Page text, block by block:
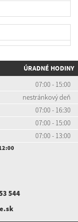
ÚRADNÉ HODINY
07:00 - 15:00
nestránkový deň
07:00 - 16:30
07:00 - 15:00
07:00 - 13:00
544